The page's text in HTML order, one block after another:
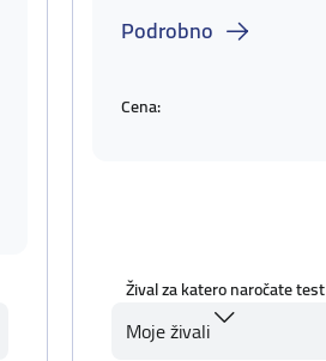
Podrobno
Cena:
Žival za katero naročate test
Moje živali